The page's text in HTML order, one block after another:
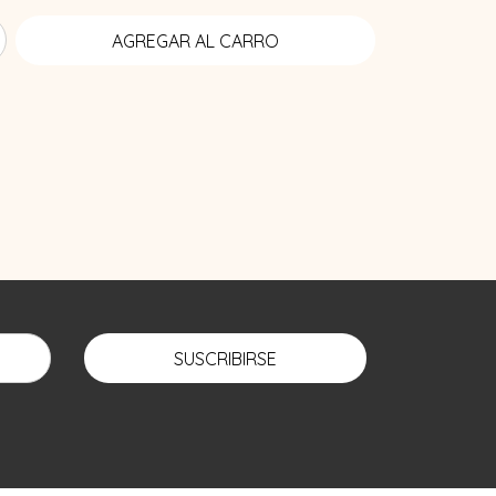
SUSCRIBIRSE